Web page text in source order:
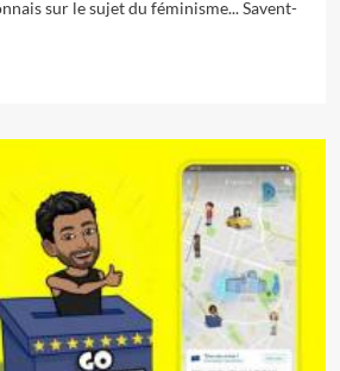
sur le sujet du féminisme... Savent-